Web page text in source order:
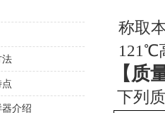
称取
121℃
【质
下列
法
介绍